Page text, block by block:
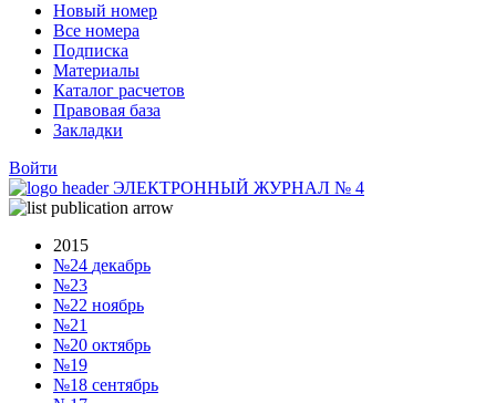
Новый номер
Все номера
Подписка
Материалы
Каталог расчетов
Правовая база
Закладки
Войти
ЭЛЕКТРОННЫЙ ЖУРНАЛ № 4
2015
№24 декабрь
№23
№22 ноябрь
№21
№20 октябрь
№19
№18 сентябрь